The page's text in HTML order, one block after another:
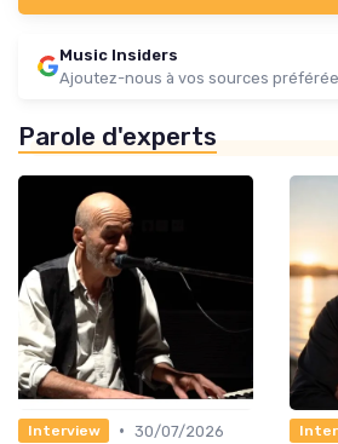
Music Insiders
Ajoutez-nous à vos sources
Parole d'experts
Interview • 30/07/2026